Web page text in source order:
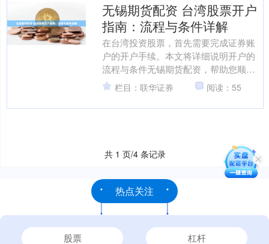
无锡期货配资 台湾股票开户
指南：流程与条件详解
在台湾投资股票，首先需要完成证券账
户的开户手续。本文将详细说明开户的
流程与条件无锡期货配资，帮助您顺利
进入股市。 * **正规合规：**选择持有相
关金融牌照的平....
栏目：联华证券 阅读：55
共 1 页/4 条记录
热点关注
股票 杠杆